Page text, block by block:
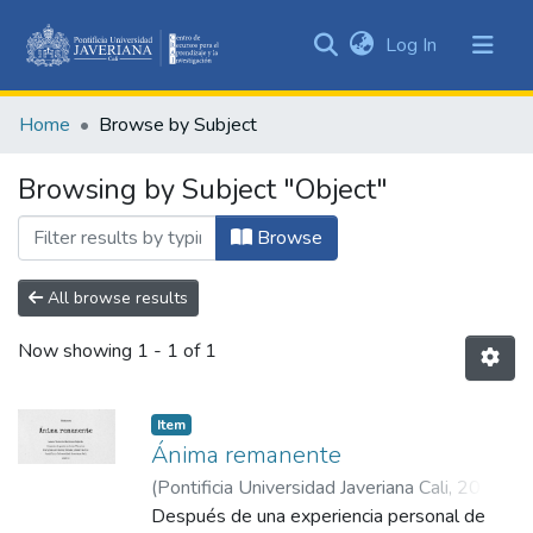
&
All of DSpace
Log In (current)
Home Browse by Subject
Browsing by Subject "Object"
Browse
All browse results
Now showing 1 - 1 of 1
Item
Ánima remanente
(Pontificia Universidad Javeriana Cali, 2025
Martínez Fajardo, Laura Victoria;Oviedo
Después de una experiencia personal de